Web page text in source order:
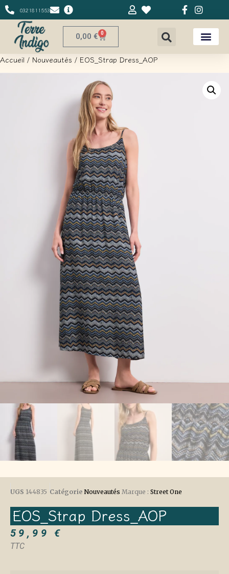
0321811553
0,00 € 0
Accueil / Nouveautés / EOS_Strap Dress_AOP
UGS 144835 Catégorie Nouveautés Marque : Street One
EOS_Strap Dress_AOP
59,99€
TTC